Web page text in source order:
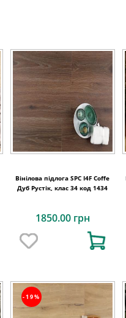
Вінілова підлога SPC I4F Coffe
Дуб Рустік, клас 34 код 1434
1850.00 грн
-19%